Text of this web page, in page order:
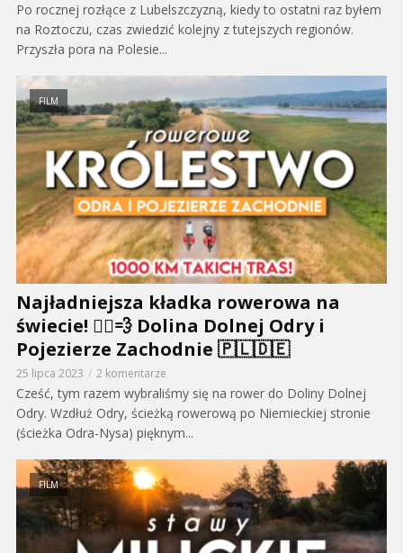
Po rocznej rozłące z Lubelszczyzną, kiedy to ostatni raz byłem
na Roztoczu, czas zwiedzić kolejny z tutejszych regionów.
Przyszła pora na Polesie...
FILM
Najładniejsza kładka rowerowa na
świecie! 🚴‍♂️💨 Dolina Dolnej Odry i
Pojezierze Zachodnie 🇵🇱🇩🇪
25 lipca 2023 2 komentarze
Cześć, tym razem wybraliśmy się na rower do Doliny Dolnej
Odry. Wzdłuż Odry, ścieżką rowerową po Niemieckiej stronie
(ścieżka Odra-Nysa) pięknym...
FILM